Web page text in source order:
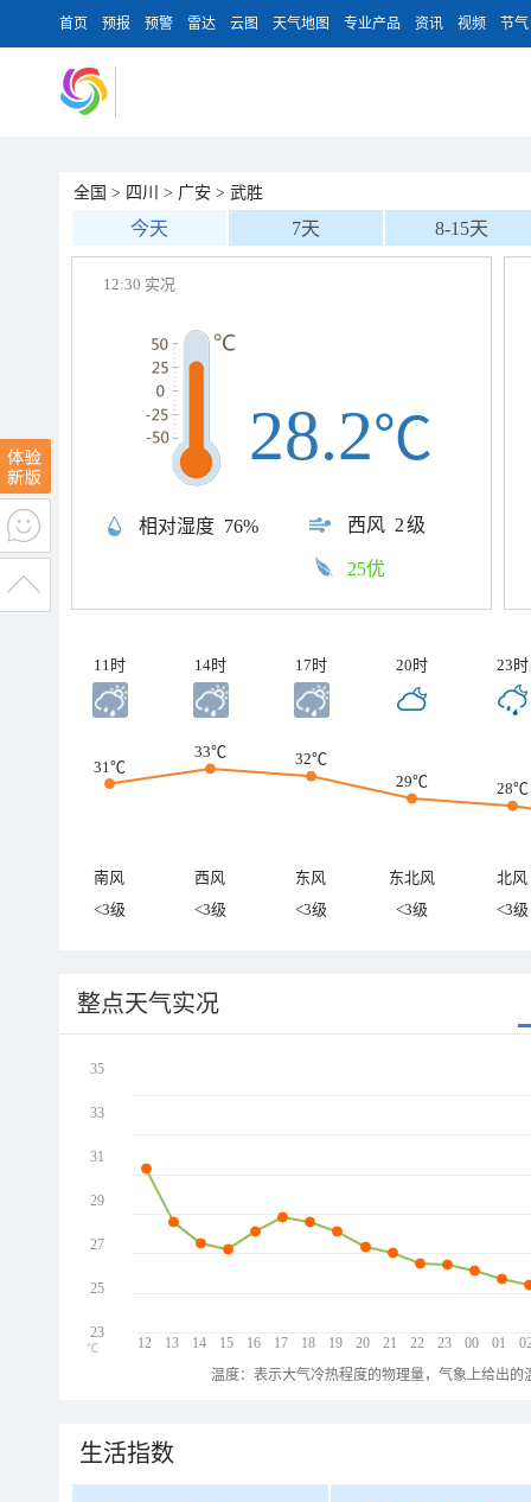
首页 预报 预警 雷达 云图 天气地图 专业产品 资讯 视频 节气
全国 > 四川 > 广安 > 武胜
今天 7天 8-15天
12:30 实况
相对湿度 76% 西风 2级
28.2℃
25优
11时 14时 17时 20时 23时
31℃
33℃
32℃
29℃
28℃
南风 西风 东风 东北风
北风
<3级
<3级 <3级 <3级 <3级
整点天气实况
12 13 14 15 16 17 18 19 20 21 22 23 00 01
35
33
31
29
27
25
23
℃
温度：表示大气冷热程度的物理量，气象上给出
生活指数